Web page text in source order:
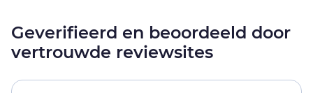
Geverifieerd en beoordeeld door
vertrouwde reviewsites